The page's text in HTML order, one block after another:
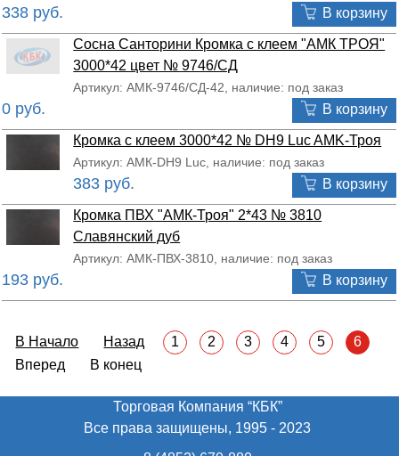
338 руб. В корзину
Сосна Санторини Кромка с клеем "АМК ТРОЯ"
3000*42 цвет № 9746/СД
Артикул: АМК-9746/СД-42, наличие: под заказ
0 руб. В корзину
Кромка с клеем 3000*42 № DH9 Luc AMK-Троя
Артикул: АМК-DH9 Luc, наличие: под заказ
383 руб. В корзину
Кромка ПВХ "АМК-Троя" 2*43 № 3810
Славянский дуб
Артикул: АМК-ПВХ-3810, наличие: под заказ
193 руб. В корзину
В Начало Назад 1 2 3 4 5
6
Вперед В конец
Торговая Компания “КБК”
Все права защищены, 1995 - 2023